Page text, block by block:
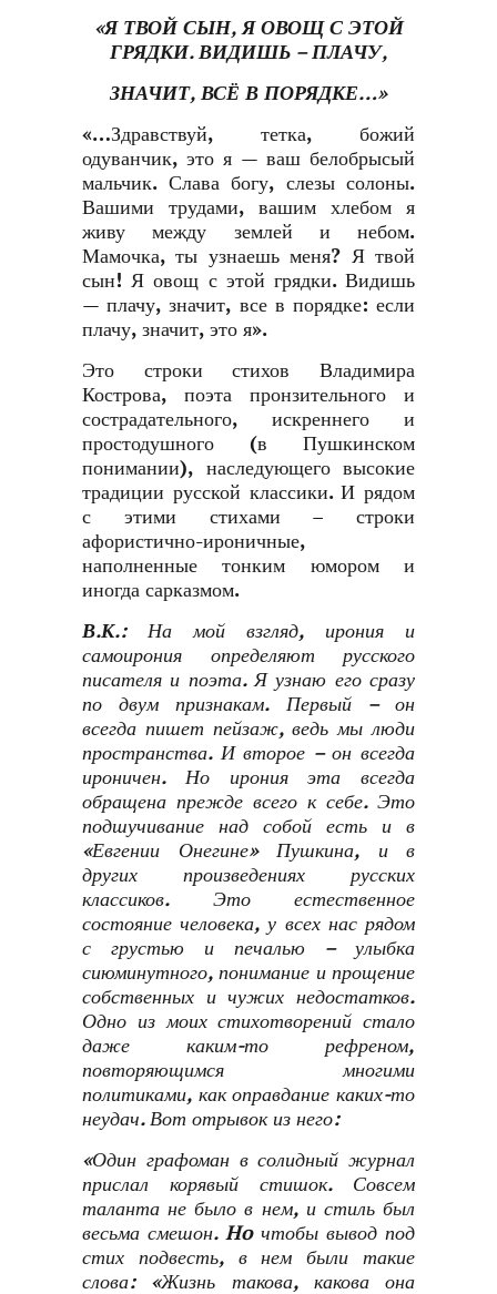
«Я ТВОЙ СЫН, Я ОВОЩ С ЭТОЙ
ГРЯДКИ. ВИДИШЬ – ПЛАЧУ,
ЗНАЧИТ, ВСЁ В ПОРЯДКЕ…»
«…Здравствуй, тетка, божий
одуванчик, это я — ваш белобрысый
мальчик. Слава богу, слезы солоны.
Вашими трудами, вашим хлебом я
живу между землей и небом.
Мамочка, ты узнаешь меня? Я твой
сын! Я овощ с этой грядки. Видишь
— плачу, значит, все в порядке: если
плачу, значит, это я».
Это строки стихов Владимира
Кострова, поэта пронзительного и
сострадательного, искреннего и
простодушного (в Пушкинском
понимании), наследующего высокие
традиции русской классики. И рядом
с этими стихами – строки
афористично-ироничные,
наполненные тонким юмором и
иногда сарказмом.
В.К.:
На мой взгляд, ирония и
самоирония определяют русского
писателя и поэта. Я узнаю его сразу
по двум признакам. Первый – он
всегда пишет пейзаж, ведь мы люди
пространства. И второе – он всегда
ироничен. Но ирония эта всегда
обращена прежде всего к себе. Это
подшучивание над собой есть и в
«Евгении Онегине» Пушкина, и в
других произведениях русских
классиков. Это естественное
состояние человека, у всех нас рядом
с грустью и печалью – улыбка
сиюминутного, понимание и прощение
собственных и чужих недостатков.
Одно из моих стихотворений стало
даже каким-то рефреном,
повторяющимся многими
политиками, как оправдание каких-то
неудач. Вот отрывок из него:
«Один графоман в солидный журнал
прислал корявый стишок. Совсем
таланта не было в нем, и стиль был
весьма смешон. Ho чтобы вывод под
стих подвесть, в нем были такие
слова: «Жизнь такова, какова она